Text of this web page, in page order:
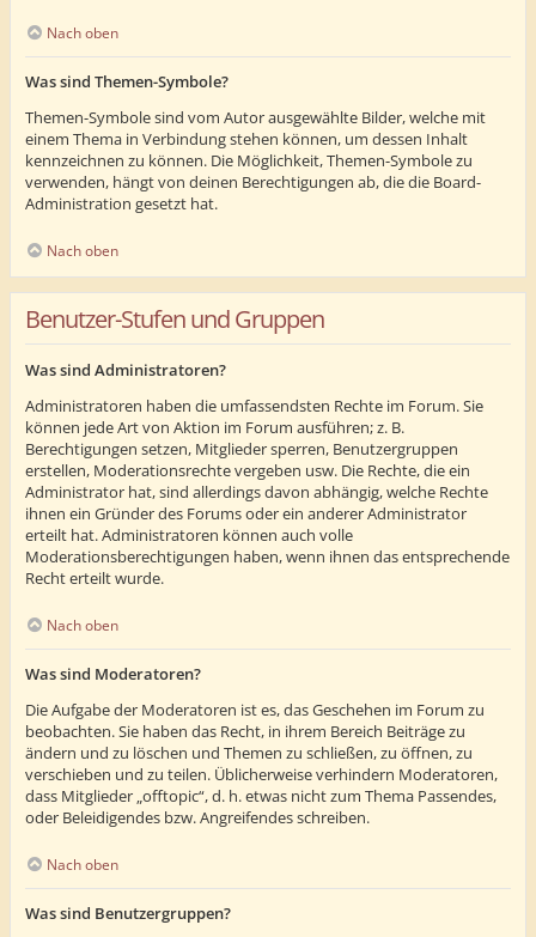
Nach oben
Was sind Themen-Symbole?
Themen-Symbole sind vom Autor ausgewählte Bilder, welche mit
einem Thema in Verbindung stehen können, um dessen Inhalt
kennzeichnen zu können. Die Möglichkeit, Themen-Symbole zu
verwenden, hängt von deinen Berechtigungen ab, die die Board-
Administration gesetzt hat.
Nach oben
Benutzer-Stufen und Gruppen
Was sind Administratoren?
Administratoren haben die umfassendsten Rechte im Forum. Sie
können jede Art von Aktion im Forum ausführen; z. B.
Berechtigungen setzen, Mitglieder sperren, Benutzergruppen
erstellen, Moderationsrechte vergeben usw. Die Rechte, die ein
Administrator hat, sind allerdings davon abhängig, welche Rechte
ihnen ein Gründer des Forums oder ein anderer Administrator
erteilt hat. Administratoren können auch volle
Moderationsberechtigungen haben, wenn ihnen das entsprechende
Recht erteilt wurde.
Nach oben
Was sind Moderatoren?
Die Aufgabe der Moderatoren ist es, das Geschehen im Forum zu
beobachten. Sie haben das Recht, in ihrem Bereich Beiträge zu
ändern und zu löschen und Themen zu schließen, zu öffnen, zu
verschieben und zu teilen. Üblicherweise verhindern Moderatoren,
dass Mitglieder „offtopic“, d. h. etwas nicht zum Thema Passendes,
oder Beleidigendes bzw. Angreifendes schreiben.
Nach oben
Was sind Benutzergruppen?